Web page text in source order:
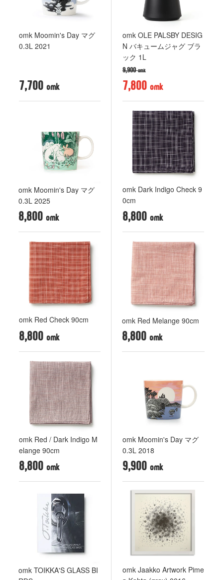
omk Moomin's Day マグ
0.3L 2021
7,700
omk OLE PALSBY DESIG
N バキュームジャグ ブラ
ック 1L
9,900
7,800
omk Moomin's Day マグ
0.3L 2025
8,800
omk Dark Indigo Check 9
0cm
8,800
omk Red Check 90cm
8,800
omk Red Melange 90cm
8,800
omk Red / Dark Indigo M
elange 90cm
8,800
omk Moomin's Day マグ
0.3L 2018
9,900
omk TOIKKA'S GLASS BI
omk Jaakko Artwork Pime